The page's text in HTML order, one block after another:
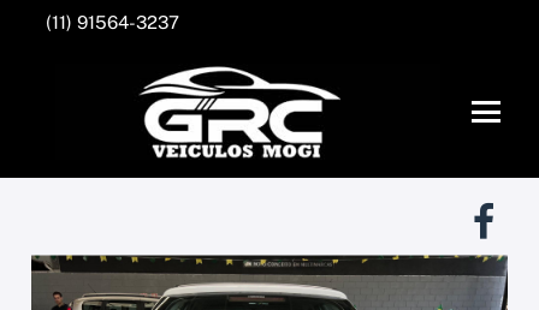
(11) 91564-3237